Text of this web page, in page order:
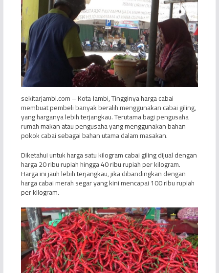
sekitarjambi.com – Kota Jambi, Tingginya harga cabai
membuat pembeli banyak beralih menggunakan cabai giling,
yang harganya lebih terjangkau. Terutama bagi pengusaha
rumah makan atau pengusaha yang menggunakan bahan
pokok cabai sebagai bahan utama dalam masakan.
Diketahui untuk harga satu kilogram cabai giling dijual dengan
harga 20 ribu rupiah hingga 40 ribu rupiah per kilogram.
Harga ini jauh lebih terjangkau, jika dibandingkan dengan
harga cabai merah segar yang kini mencapai 100 ribu rupiah
per kilogram.